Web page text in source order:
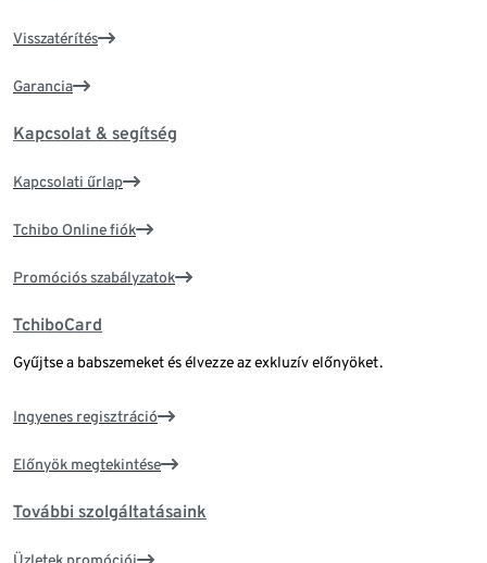
Visszatérítés
Garancia
Kapcsolat & segítség
Kapcsolati űrlap
Tchibo Online fiók
Promóciós szabályzatok
TchiboCard
Gyűjtse a babszemeket és élvezze az exkluzív előnyöket.
Ingyenes regisztráció
Előnyök megtekintése
További szolgáltatásaink
Üzletek promóciói